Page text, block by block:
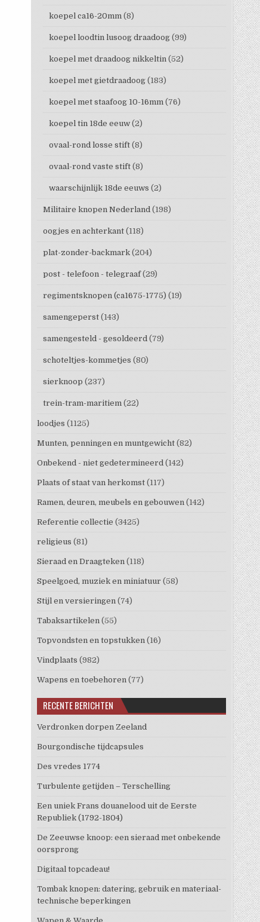
koepel ca16-20mm (8)
koepel loodtin lusoog draadoog (99)
koepel met draadoog nikkeltin (52)
koepel met gietdraadoog (183)
koepel met staafoog 10-16mm (76)
koepel tin 18de eeuw (2)
ovaal-rond losse stift (8)
ovaal-rond vaste stift (8)
waarschijnlijk 18de eeuws (2)
Militaire knopen Nederland (198)
oogjes en achterkant (118)
plat-zonder-backmark (204)
post - telefoon - telegraaf (29)
regimentsknopen (ca1675-1775) (19)
samengeperst (143)
samengesteld - gesoldeerd (79)
schoteltjes-kommetjes (80)
sierknoop (237)
trein-tram-maritiem (22)
loodjes (1125)
Munten, penningen en muntgewicht (82)
Onbekend - niet gedetermineerd (142)
Plaats of staat van herkomst (117)
Ramen, deuren, meubels en gebouwen (142)
Referentie collectie (3425)
religieus (81)
Sieraad en Draagteken (118)
Speelgoed, muziek en miniatuur (58)
Stijl en versieringen (74)
Tabaksartikelen (55)
Topvondsten en topstukken (16)
Vindplaats (982)
Wapens en toebehoren (77)
RECENTE BERICHTEN
Verdronken dorpen Zeeland
Bourgondische tijdcapsules
Des vredes 1774
Turbulente getijden – Terschelling
Een uniek Frans douanelood uit de Eerste
Republiek (1792-1804)
De Zeeuwse knoop: een sieraad met onbekende
oorsprong
Digitaal topcadeau!
Tombak knopen: datering, gebruik en materiaal-
technische beperkingen